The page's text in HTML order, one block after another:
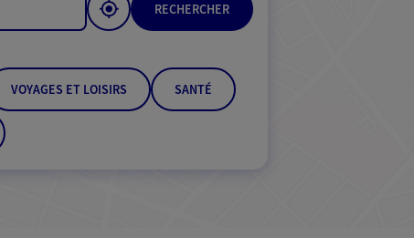
RECHERCHER
VOYAGES ET LOISIRS SANTÉ